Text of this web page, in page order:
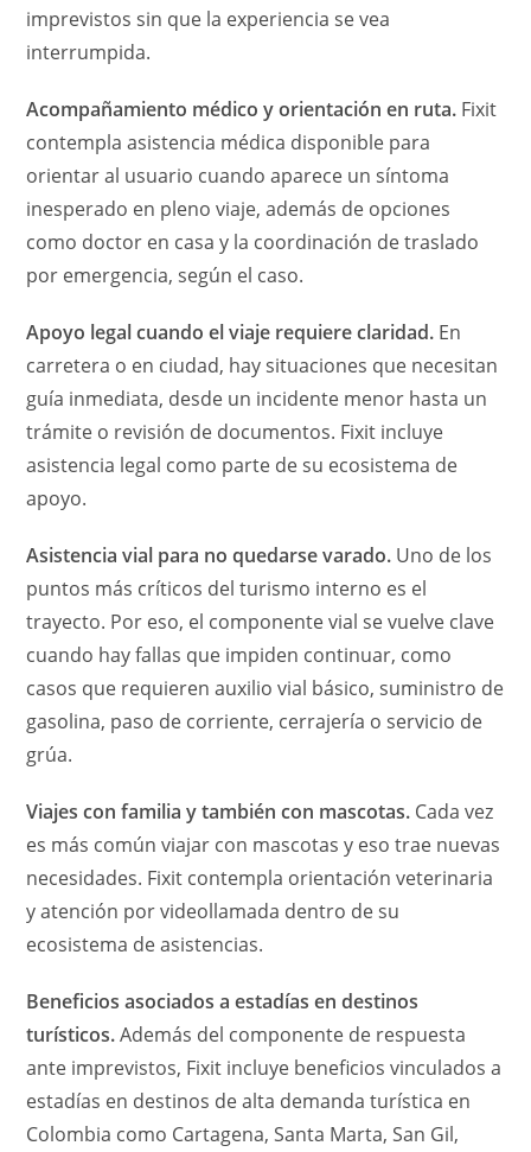
imprevistos sin que la experiencia se vea
interrumpida.
Acompañamiento médico y orientación en ruta. Fixit
contempla asistencia médica disponible para
orientar al usuario cuando aparece un síntoma
inesperado en pleno viaje, además de opciones
como doctor en casa y la coordinación de traslado
por emergencia, según el caso.
Apoyo legal cuando el viaje requiere claridad. En
carretera o en ciudad, hay situaciones que necesitan
guía inmediata, desde un incidente menor hasta un
trámite o revisión de documentos. Fixit incluye
asistencia legal como parte de su ecosistema de
apoyo.
Asistencia vial para no quedarse varado. Uno de los
puntos más críticos del turismo interno es el
trayecto. Por eso, el componente vial se vuelve clave
cuando hay fallas que impiden continuar, como
casos que requieren auxilio vial básico, suministro de
gasolina, paso de corriente, cerrajería o servicio de
grúa.
Viajes con familia y también con mascotas. Cada vez
es más común viajar con mascotas y eso trae nuevas
necesidades. Fixit contempla orientación veterinaria
y atención por videollamada dentro de su
ecosistema de asistencias.
Beneficios asociados a estadías en destinos
turísticos.Además del componente de respuesta
ante imprevistos, Fixit incluye beneficios vinculados a
estadías en destinos de alta demanda turística en
Colombia como Cartagena, Santa Marta, San Gil,